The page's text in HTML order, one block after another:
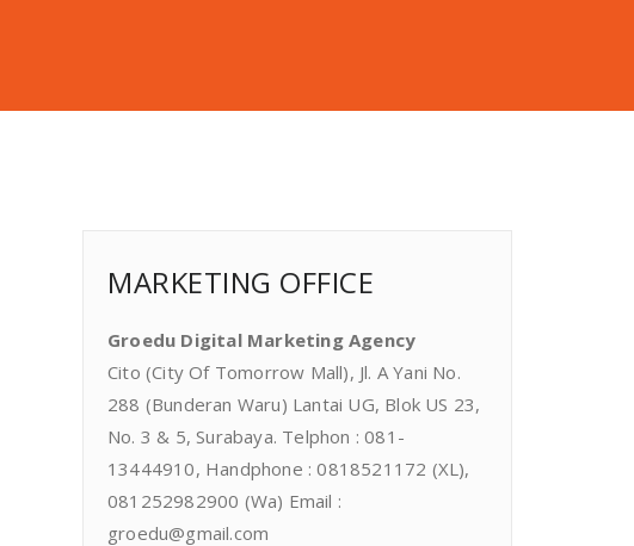
MARKETING OFFICE
Groedu Digital Marketing Agency
Cito (City Of Tomorrow Mall), Jl. A Yani No.
288 (Bunderan Waru) Lantai UG, Blok US 23,
No. 3 & 5, Surabaya. Telphon : 081-
13444910, Handphone : 0818521172 (XL),
081252982900 (Wa) Email :
groedu@gmail.com